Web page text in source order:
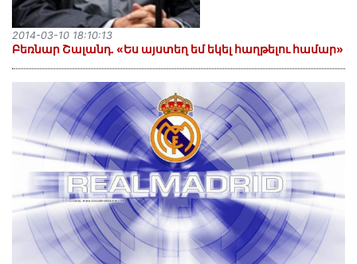
Բեռնար Շալանդ. «Ես այստեղ եմ եկել հաղթելու համար»
2014-03-10 18:10:13